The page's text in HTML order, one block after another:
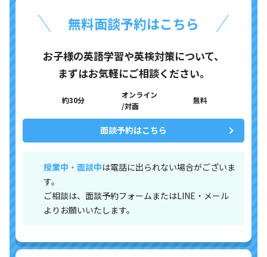
無料面談予約はこちら
お子様の英語学習や英検対策について、
まずはお気軽にご相談ください。
約30分
オンライン
/対面
無料
面談予約はこちら
授業中・面談中は電話に出られない場合がございま
す。
ご相談は、面談予約フォームまたはLINE・メール
よりお願いいたします。